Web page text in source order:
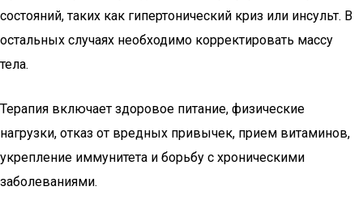
состояний, таких как гипертонический криз или инсульт. В
остальных случаях необходимо корректировать массу
тела.
Терапия включает здоровое питание, физические
нагрузки, отказ от вредных привычек, прием витаминов,
укрепление иммунитета и борьбу с хроническими
заболеваниями.